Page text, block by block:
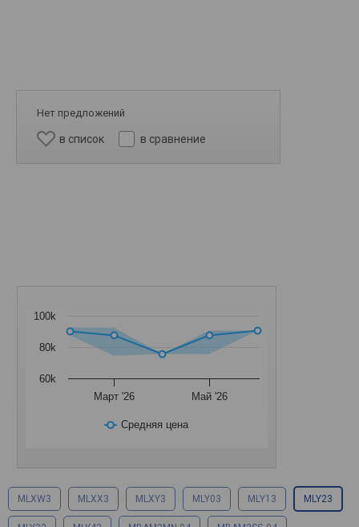
Нет предложений
в список в сравнение
Средняя цена
Март '26 Май '26
60k
80k
100k
MLXW3 MLXX3 MLXY3 MLY03 MLY13 MLY23